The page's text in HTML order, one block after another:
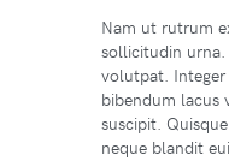
Nam ut rutrum
sollicitudin
volutpat.
bibendum lacus
suscipit.
neque blandit